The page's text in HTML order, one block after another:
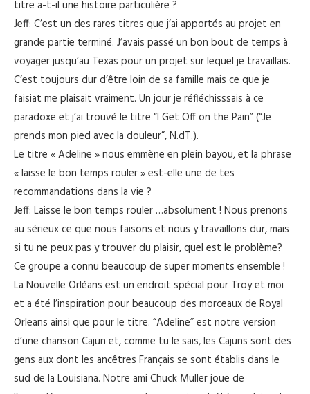
titre a-t-il une histoire particulière ?
Jeff: C’est un des rares titres que j’ai apportés au projet en
grande partie terminé. J’avais passé un bon bout de temps à
voyager jusqu’au Texas pour un projet sur lequel je travaillais.
C’est toujours dur d’être loin de sa famille mais ce que je
faisiat me plaisait vraiment. Un jour je réfléchisssais à ce
paradoxe et j’ai trouvé le titre “I Get Off on the Pain” (“Je
prends mon pied avec la douleur”, N.dT.).
Le titre « Adeline » nous emmène en plein bayou, et la phrase
« laisse le bon temps rouler » est-elle une de tes
recommandations dans la vie ?
Jeff: Laisse le bon temps rouler …absolument ! Nous prenons
au sérieux ce que nous faisons et nous y travaillons dur, mais
si tu ne peux pas y trouver du plaisir, quel est le problème?
Ce groupe a connu beaucoup de super moments ensemble !
La Nouvelle Orléans est un endroit spécial pour Troy et moi
et a été l’inspiration pour beaucoup des morceaux de Royal
Orleans ainsi que pour le titre. “Adeline” est notre version
d’une chanson Cajun et, comme tu le sais, les Cajuns sont des
gens aux dont les ancêtres Français se sont établis dans le
sud de la Louisiana. Notre ami Chuck Muller joue de